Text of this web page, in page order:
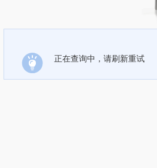
正在查询中，请刷新重试